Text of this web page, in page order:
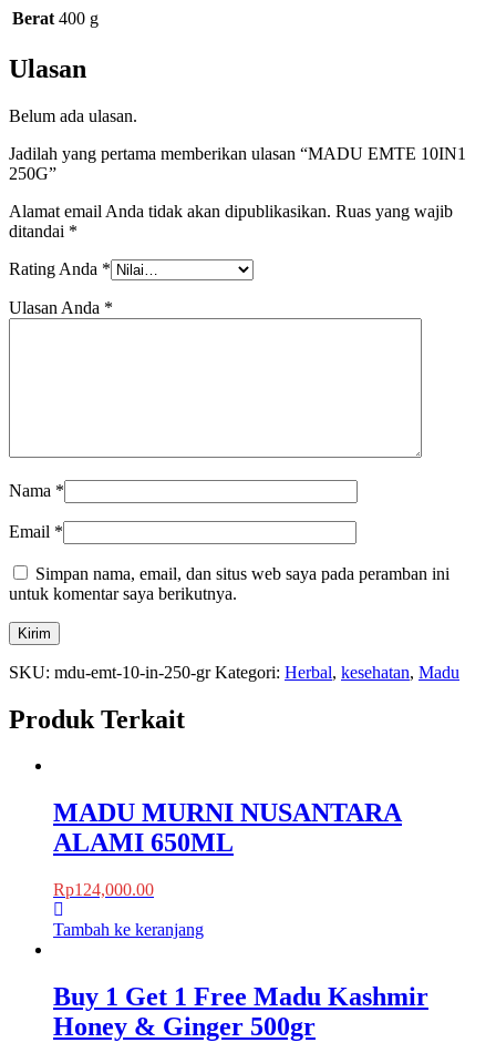
Berat 400 g
Ulasan
Belum ada ulasan.
Jadilah yang pertama memberikan ulasan “MADU EMTE 10IN1
250G”
Alamat email Anda tidak akan dipublikasikan. Ruas yang wajib
ditandai *
Rating Anda *
Ulasan Anda *
Nama *
Email *
Simpan nama, email, dan situs web saya pada peramban ini
untuk komentar saya berikutnya.
SKU: mdu-emt-10-in-250-gr Kategori: Herbal, kesehatan, Madu
Produk Terkait
MADU MURNI NUSANTARA
ALAMI 650ML
Rp124,000.00
Tambah ke keranjang
Buy 1 Get 1 Free Madu Kashmir
Honey & Ginger 500gr